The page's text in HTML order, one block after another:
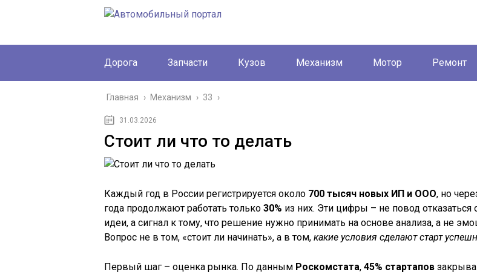
Дорога Запчасти Кузов Механизм Мотор Ремонт
Главная › Механизм › 33 ›
31.03.2026
Стоит ли что то делать
Каждый год в России регистрируется около 700 тысяч новых ИП и ООО, но
года продолжают работать только 30% из них. Эти цифры – не повод отказаться
идеи, а сигнал к тому, что решение нужно принимать на основе анализа, а не
Вопрос не в том, «стоит ли начинать», а в том, какие условия сделают старт
Первый шаг – оценка рынка. По данным Роскомстата, 45% стартапов